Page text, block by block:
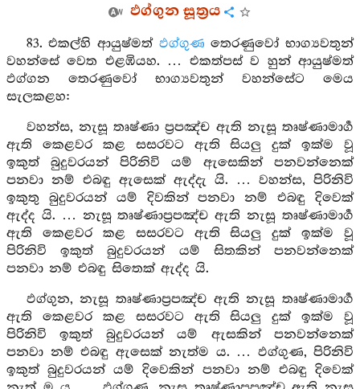
ඵග්ගුන සූත්‍රය
83. එකල්හි ආයුෂ්මත් ඵග්ගුණ තෙරණුවෝ භාග්‍යවතුන්
වහන්සේ වෙත එළඹියහ. … එකත්පස් ව හුන් ආයුෂ්මත්
ඵග්ගන තෙරණුවෝ භාග්‍යවතුන් වහන්සේට මෙය
සැලකළහ:
වහන්ස, නැසූ තෘෂ්ණා ප්‍රපඤ්ච ඇති නැසූ තෘෂ්ණාමාර්‍ග
ඇති කෙළවර කළ සසරවට ඇති සියලු දුක් ඉක්ම වූ
ඉකුත් බුදුවරයන් පිරිනිවි යම් ඇසෙකින් පනවන්නෙක්
පනවා නම් එබඳු ඇසෙක් ඇද්දැ යි. … වහන්ස, පිරිනිවි
ඉකුතු බුදුවරයන් යම් දිවකින් පනවා නම් එබඳු දිවෙක්
ඇද්ද යි. … නැසූ තෘෂ්ණාප්‍රපඤ්ච ඇති නැසූ තෘෂ්ණාමාර්‍ග
ඇති කෙළවර කළ සසරවට ඇති සියලු දුක් ඉක්ම වූ
පිරිනිවි ඉකුත් බුදුවරයන් යම් සිතකින් පනවන්නෙක්
පනවා නම් එබඳු සිතෙක් ඇද්ද යි.
ඵග්ගුන, නැසූ තෘෂ්ණාප්‍රපඤ්ච ඇති නැසූ තෘෂ්ණාමාර්‍ග
ඇති කෙළවර කළ සසරවට ඇති සියලු දුක් ඉක්ම වූ
පිරිනිවි ඉකුත් බුදුවරයන් යම් ඇසකින් පනවන්නෙක්
පනවා නම් එබඳු ඇසෙක් නැත්ම ය. … ඵග්ගුණ, පිරිනිවි
ඉකුත් බුදුවරයන් යම් දිවෙකින් පනවා නම් එබඳු දිවෙක්